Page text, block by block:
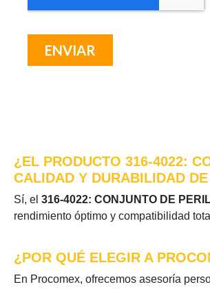
¿EL PRODUCTO 316-4022:
CALIDAD Y DURABILIDAD
Sí, el 316-4022: CONJUNTO DE
rendimiento óptimo y compatibilidad
¿POR QUÉ ELEGIR A
En Procomex, ofrecemos asesoría